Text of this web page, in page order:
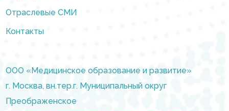
Отраслевые СМИ
Контакты
ООО «Медицинское образование и развитие»
г. Москва, вн.тер.г. Муниципальный округ
Преображенское